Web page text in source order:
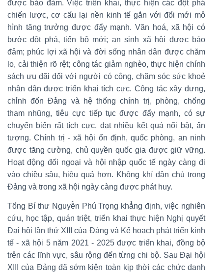
được bảo đảm. Việc triển khai, thực hiện các đột phá
chiến lược, cơ cấu lại nền kinh tế gắn với đổi mới mô
hình tăng trưởng được đẩy mạnh. Văn hoá, xã hội có
bước đột phá, tiến bộ mới; an sinh xã hội được bảo
đảm; phúc lợi xã hội và đời sống nhân dân được chăm
lo, cải thiện rõ rệt; công tác giảm nghèo, thực hiện chính
sách ưu đãi đối với người có công, chăm sóc sức khoẻ
nhân dân được triển khai tích cực. Công tác xây dựng,
chỉnh đốn Đảng và hệ thống chính trị, phòng, chống
tham nhũng, tiêu cực tiếp tục được đẩy mạnh, có sự
chuyển biến rất tích cực, đạt nhiều kết quả nổi bật, ấn
tượng. Chính trị - xã hội ổn định, quốc phòng, an ninh
được tăng cường, chủ quyền quốc gia được giữ vững.
Hoạt động đối ngoại và hội nhập quốc tế ngày càng đi
vào chiều sâu, hiệu quả hơn. Không khí dân chủ trong
Đảng và trong xã hội ngày càng được phát huy.
Tổng Bí thư Nguyễn Phú Trọng khẳng định, việc nghiên
cứu, học tập, quán triệt, triển khai thực hiện Nghị quyết
Đại hội lần thứ XIII của Đảng và Kế hoạch phát triển kinh
tế - xã hội 5 năm 2021 - 2025 được triển khai, đồng bộ
trên các lĩnh vực, sâu rộng đến từng chi bộ. Sau Đại hội
XIII của Đảng đã sớm kiện toàn kịp thời các chức danh